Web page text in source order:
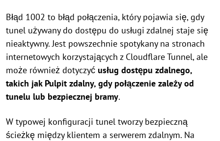
Błąd 1002 to błąd połączenia, który pojawia się, gdy
tunel używany do dostępu do usługi zdalnej staje się
nieaktywny. Jest powszechnie spotykany na stronach
internetowych korzystających z Cloudflare Tunnel, ale
może również dotyczyć usług dostępu zdalnego,
takich jak Pulpit zdalny, gdy połączenie zależy od
tunelu lub bezpiecznej bramy.
W typowej konfiguracji tunel tworzy bezpieczną
ścieżkę między klientem a serwerem zdalnym. Na